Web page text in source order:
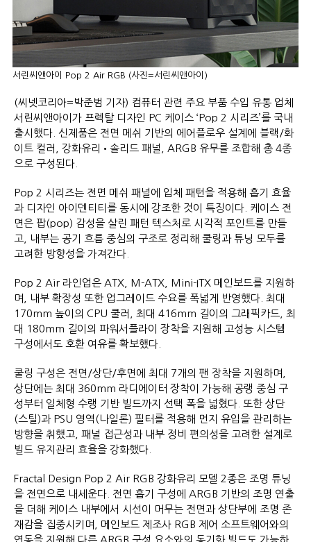
서린씨앤아이 Pop 2 Air RGB (사진=서린씨앤아이)
(씨넷코리아=박준범 기자) 컴퓨터 관련 주요 부품 수입 유통 업체
서린씨앤아이가 프렉탈 디자인 PC 케이스 ‘Pop 2 시리즈’를 국내
출시했다. 신제품은 전면 메쉬 기반의 에어플로우 설계에 블랙/화
이트 컬러, 강화유리•솔리드 패널, ARGB 유무를 조합해 총 4종
으로 구성된다.
Pop 2 시리즈는 전면 메쉬 패널에 입체 패턴을 적용해 흡기 효율
과 디자인 아이덴티티를 동시에 강조한 것이 특징이다. 케이스 전
면은 팝(pop) 감성을 살린 패턴 텍스처로 시각적 포인트를 만들
고, 내부는 공기 흐름 중심의 구조로 정리해 쿨링과 튜닝 모두를
고려한 방향성을 가져간다.
Pop 2 Air 라인업은 ATX, M-ATX, Mini-ITX 메인보드를 지원하
며, 내부 확장성 또한 업그레이드 수요를 폭넓게 반영했다. 최대
170mm 높이의 CPU 쿨러, 최대 416mm 길이의 그래픽카드, 최
대 180mm 길이의 파워서플라이 장착을 지원해 고성능 시스템
구성에서도 호환 여유를 확보했다.
쿨링 구성은 전면/상단/후면에 최대 7개의 팬 장착을 지원하며,
상단에는 최대 360mm 라디에이터 장착이 가능해 공랭 중심 구
성부터 일체형 수랭 기반 빌드까지 선택 폭을 넓혔다. 또한 상단
(스틸)과 PSU 영역(나일론) 필터를 적용해 먼지 유입을 관리하는
방향을 취했고, 패널 접근성과 내부 정비 편의성을 고려한 설계로
빌드 유지관리 효율을 강화했다.
Fractal Design Pop 2 Air RGB 강화유리 모델 2종은 조명 튜닝
을 전면으로 내세운다. 전면 흡기 구성에 ARGB 기반의 조명 연출
을 더해 케이스 내부에서 시선이 머무는 전면과 상단부에 조명 존
재감을 집중시키며, 메인보드 제조사 RGB 제어 소프트웨어와의
연동을 지원해 다른 ARGB 구성 요소와의 동기화 빌드도 가능하